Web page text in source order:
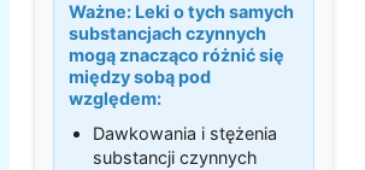
Ważne: Leki o tych samych
substancjach czynnych
mogą znacząco różnić się
między sobą pod
względem:
Dawkowania i stężenia
substancji czynnych